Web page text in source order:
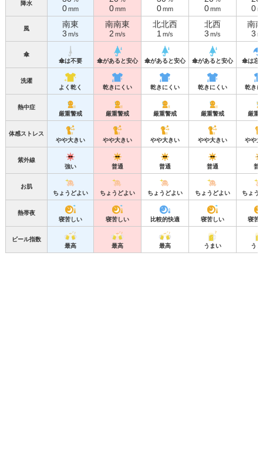
降水
0mm 0mm 0mm 0mm 0
風
南東
3 m/s
南南東
2 m/s
北北西
1 m/s
北西
3 m/s
南
3
傘
傘は不要
傘があると安心 傘があると安心 傘があると安心 傘は忘
洗濯
よく乾く
乾きにくい 乾きにくい 乾きにくい 乾き
熱中症
厳重警戒
厳重警戒 厳重警戒 厳重警戒 厳重
体感ストレス
やや大きい
やや大きい やや大きい やや大きい やや
紫外線
強い
普通 普通 普通 普
お肌
ちょうどよい
ちょうどよい ちょうどよい ちょうどよい ちょう
熱帯夜
寝苦しい
寝苦しい 比較的快適 寝苦しい 寝苦
ビール指数
最高
最高 最高 うまい う